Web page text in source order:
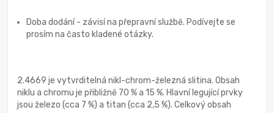
Doba dodání - závisí na přepravní službě. Podívejte se
prosím na často kladené otázky.
2.4669 je vytvrditelná nikl-chrom-železná slitina. Obsah
niklu a chromu je přibližně 70 % a 15 %. Hlavní legující prvky
jsou železo (cca 7 %) a titan (cca 2,5 %). Celkový obsah